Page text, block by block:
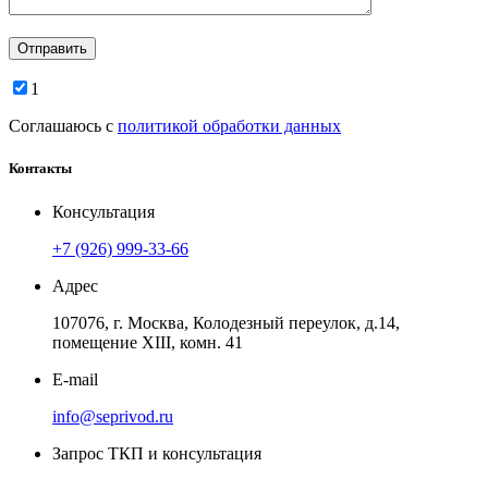
1
Соглашаюсь с политикой обработки данных
Контакты
Консультация
+7 (926) 999-33-66
Адрес
107076, г. Москва, Колодезный переулок, д.14,
помещение ХIII, комн. 41
E-mail
info@seprivod.ru
Запрос ТКП и консультация